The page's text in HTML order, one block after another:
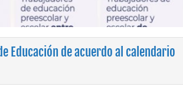
Educación de acuerdo al calendario